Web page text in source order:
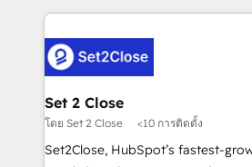
respuestas para empezar. Te
el primer caso de uso que más
días.
HubSpot projects for mid-market
combine HubSpot, data, and AI to
go-to-market systems that align
and technology for predictable,
growth. Our expertise spans
architecture, AI enablement, and
Set 2 Close
โดย Set 2 Close <10 การติดตั้ง
Set2Close, HubSpot’s fastest-